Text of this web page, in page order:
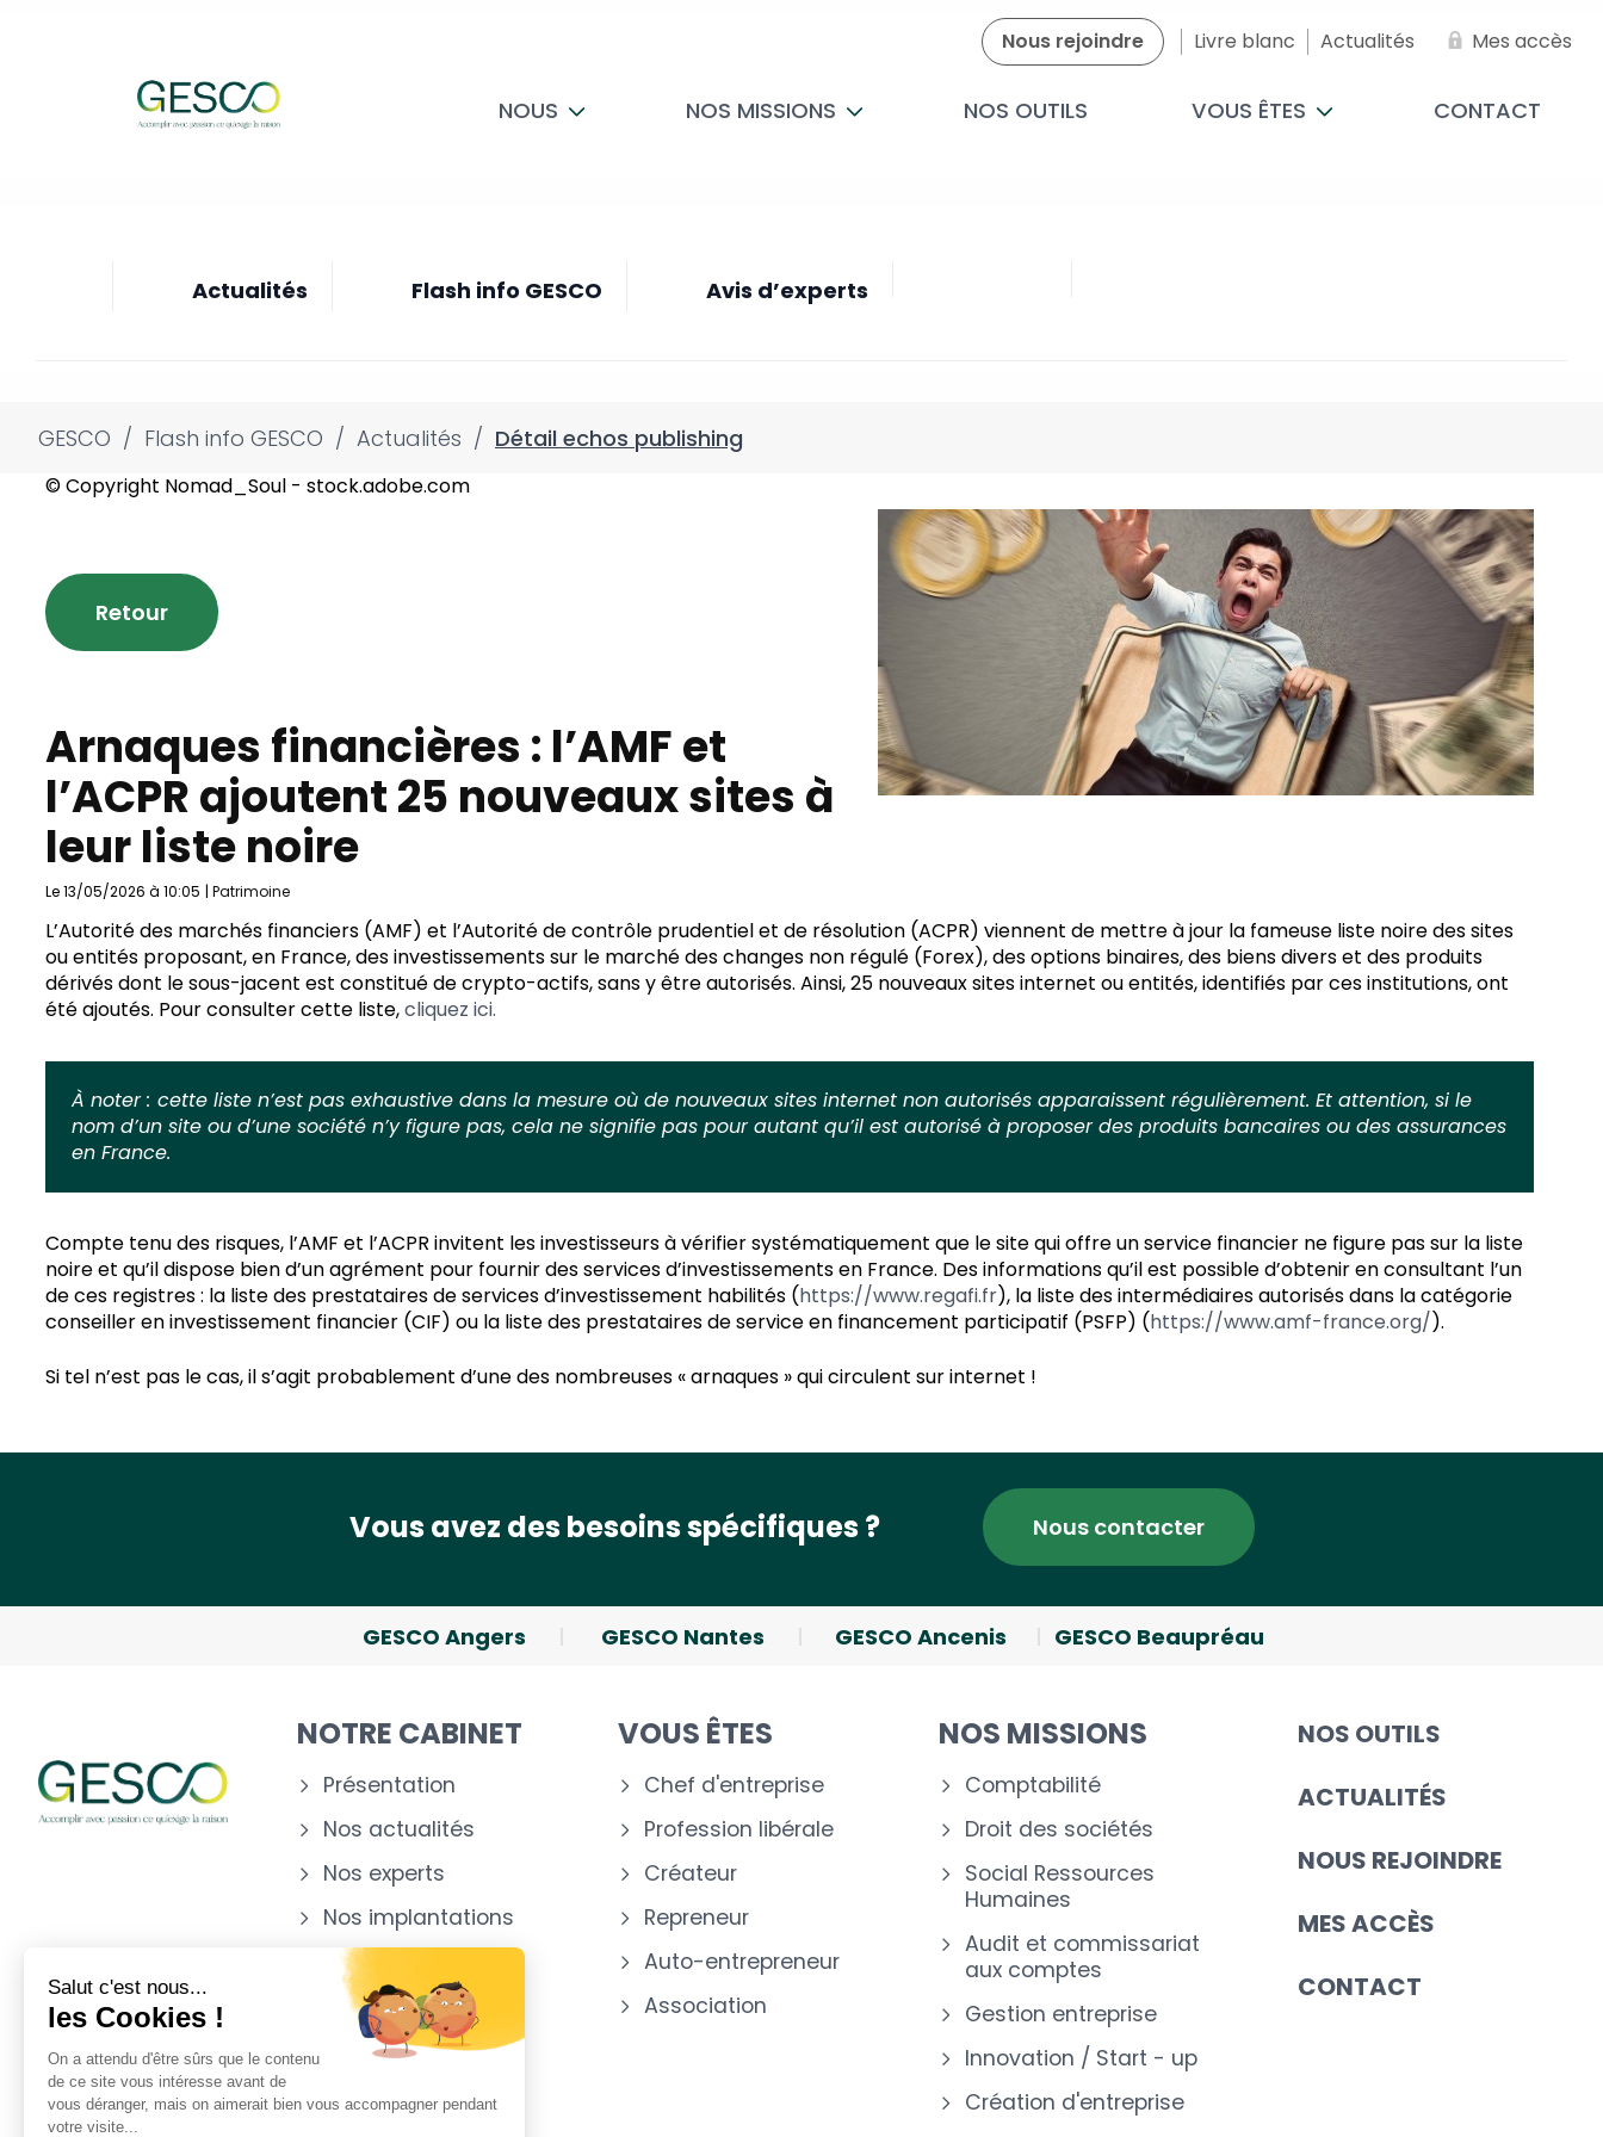
Nous rejoindre Livre blanc Actualités Mes accès
NOUS NOS MISSIONS NOS OUTILS VOUS ÊTES CONTACT
Actualités Flash info GESCO Avis d’experts
GESCO / Flash info GESCO / Actualités / Détail echos publishing
© Copyright Nomad_Soul - stock.adobe.com
Retour
Arnaques financières : l’AMF et
l’ACPR ajoutent 25 nouveaux sites à
leur liste noire
Le 13/05/2026 à 10:05 | Patrimoine
L’Autorité des marchés financiers (AMF) et l’Autorité de contrôle prudentiel et de résolution (ACPR) viennent de mettre à jour la fameuse liste noire des sites
ou entités proposant, en France, des investissements sur le marché des changes non régulé (Forex), des options binaires, des biens divers et des produits
dérivés dont le sous-jacent est constitué de crypto-actifs, sans y être autorisés. Ainsi, 25 nouveaux sites internet ou entités, identifiés par ces institutions, ont
été ajoutés. Pour consulter cette liste,cliquez ici.
À noter : cette liste n’est pas exhaustive dans la mesure où de nouveaux sites internet non autorisés apparaissent régulièrement. Et attention, si le
nom d’un site ou d’une société n’y figure pas, cela ne signifie pas pour autant qu’il est autorisé à proposer des produits bancaires ou des assurances
en France.
Compte tenu des risques, l’AMF et l’ACPR invitent les investisseurs à vérifier systématiquement que le site qui offre un service financier ne figure pas sur la liste
noire et qu’il dispose bien d’un agrément pour fournir des services d’investissements en France. Des informations qu’il est possible d’obtenir en consultant l’un
de ces registres : la liste des prestataires de services d’investissement habilités (https://www.regafi.fr), la liste des intermédiaires autorisés dans la catégorie
conseiller en investissement financier (CIF) ou la liste des prestataires de service en financement participatif (PSFP) (https://www.amf-france.org/).
Si tel n’est pas le cas, il s’agit probablement d’une des nombreuses « arnaques » qui circulent sur internet !
Vous avez des besoins spécifiques ? Nous contacter
GESCO Angers GESCO Nantes GESCO Ancenis GESCO Beaupréau
NOTRE CABINET
Présentation
Nos actualités
Nos experts
Nos implantations
VOUS ÊTES
Chef d'entreprise
Profession libérale
Créateur
Repreneur
Auto-entrepreneur
Association
NOS MISSIONS
Comptabilité
Droit des sociétés
Social Ressources
Humaines
Audit et commissariat
aux comptes
Gestion entreprise
Innovation / Start - up
Création d'entreprise
NOS OUTILS
ACTUALITÉS
NOUS REJOINDRE
MES ACCÈS
CONTACT
Salut c'est nous...
les Cookies !
On a attendu d'être sûrs que le contenu
de ce site vous intéresse avant de
vous déranger, mais on aimerait bien vous accompagner pendant
votre visite...